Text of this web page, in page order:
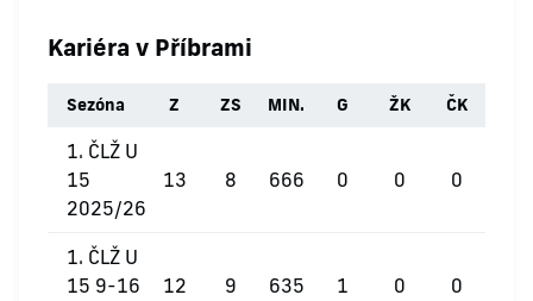
Kariéra v Příbrami
Sezóna Z ZS MIN. G ŽK ČK
1. ČLŽ U
15
2025/26
13 8 666 0 0 0
1. ČLŽ U
15 9-16
12 9 635 1 0 0